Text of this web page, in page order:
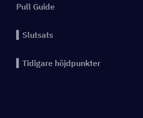
Pull Guide
▍Slutsats
▍Tidigare höjdpunkter